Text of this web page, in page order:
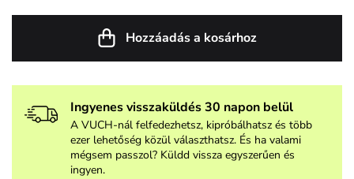
Hozzáadás a kosárhoz
Ingyenes visszaküldés 30 napon belül
A VUCH-nál felfedezhetsz, kipróbálhatsz és több
ezer lehetőség közül választhatsz. És ha valami
mégsem passzol? Küldd vissza egyszerűen és
ingyen.